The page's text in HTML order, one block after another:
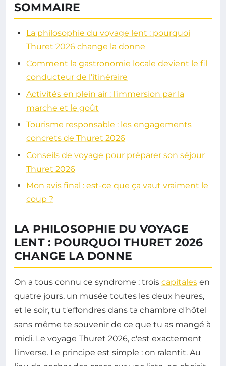
SOMMAIRE
La philosophie du voyage lent : pourquoi
Thuret 2026 change la donne
Comment la gastronomie locale devient le fil
conducteur de l'itinéraire
Activités en plein air : l'immersion par la
marche et le goût
Tourisme responsable : les engagements
concrets de Thuret 2026
Conseils de voyage pour préparer son séjour
Thuret 2026
Mon avis final : est-ce que ça vaut vraiment le
coup ?
LA PHILOSOPHIE DU VOYAGE
LENT : POURQUOI THURET 2026
CHANGE LA DONNE
On a tous connu ce syndrome : trois capitales en
quatre jours, un musée toutes les deux heures,
et le soir, tu t'effondres dans ta chambre d'hôtel
sans même te souvenir de ce que tu as mangé à
midi. Le voyage Thuret 2026, c'est exactement
l'inverse. Le principe est simple : on ralentit. Au